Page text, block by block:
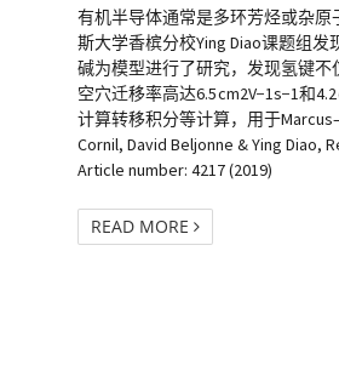
有机半导体通常是多环芳烃或杂
斯大学香槟分校Ying Diao课题组
碱为模型进行了研究，发现氢键
空穴迁移率高达6.5 cm2V−1s−1和
计算转移积分等计算，用于
Cornil, David Beljonne & Ying Diao,
Article number: 4217 (2019)
READ MORE